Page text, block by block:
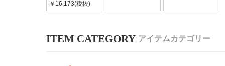
￥16,173(税抜)
アイテムカテゴリー